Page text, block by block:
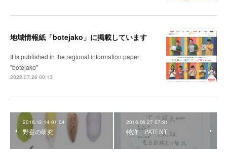
地域情報紙「botejako」に掲載しています
It is published in the regional information paper
"botejako"
2022.07.26 00:13
2016.12.14 01:04
野蚕の研究
2016.06.27 07:31
特許 PATENT